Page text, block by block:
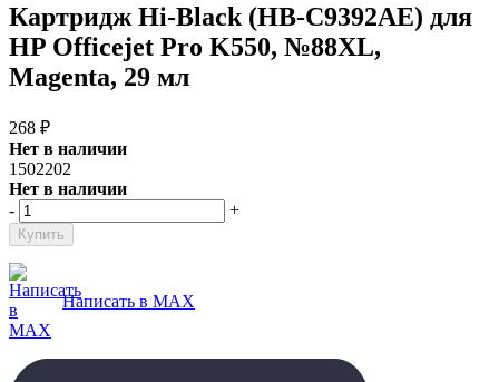
Картридж Hi-Black (HB-C9392AE) для
HP Officejet Pro K550, №88XL,
Magenta, 29 мл
268 ₽
Нет в наличии
1502202
Нет в наличии
-
+
Написать в MAX